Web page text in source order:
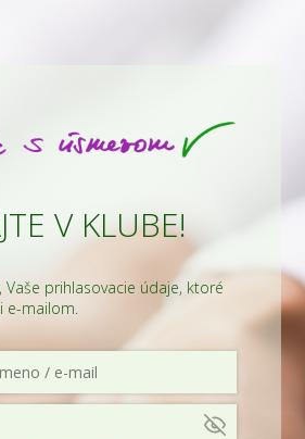
V KLUBE!
prihlasovacie údaje, ktoré
e-mailom.